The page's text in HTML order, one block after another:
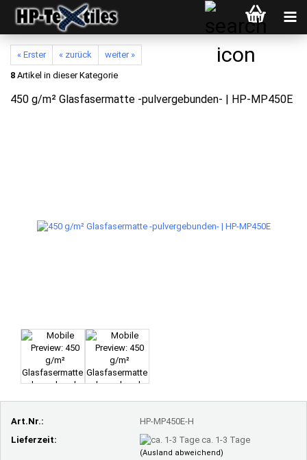
« Erster « zurück
weiter »
8 Artikel in dieser Kategorie
450 g/m² Glasfasermatte -pulvergebunden- | HP-MP450E
Art.Nr.:
HP-MP450E-H
Lieferzeit:
ca. 1-3 Tage
(Ausland abweichend)